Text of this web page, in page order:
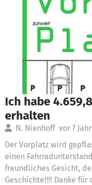
Ich habe
erhalten
N. Nienhoff vor 7
Der Vorplatz wird
einen
freundliches Gesicht,
Geschichte!!!! Danke